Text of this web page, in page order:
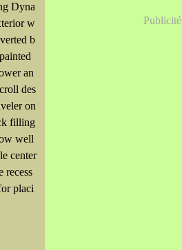
Dyna
w
b
an
des
on
filling
well
center
recess
placi
Publicité